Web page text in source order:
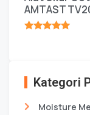
AMTAST
Kategori
Moisture